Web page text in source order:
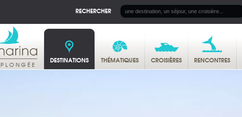
RECHERCHER
DESTINATIONS THÉMATIQUES CROISIÈRES RENCONTRES